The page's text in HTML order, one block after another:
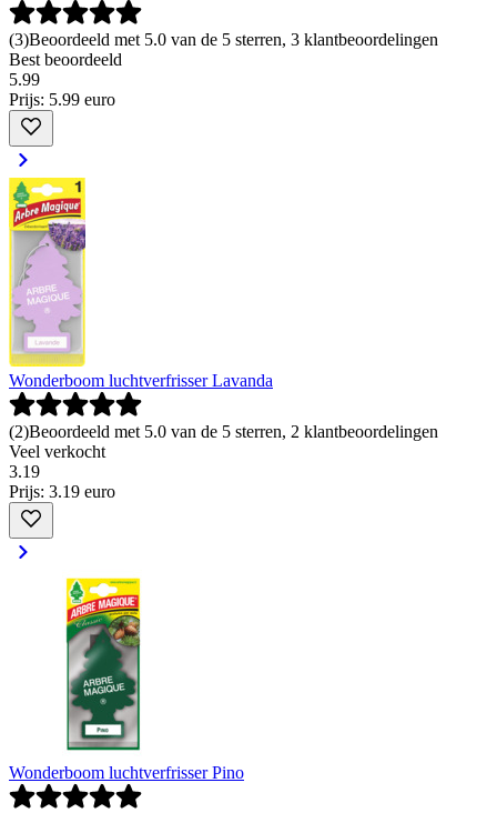
(3)Beoordeeld met 5.0 van de 5 sterren, 3 klantbeoordelingen
Best beoordeeld
5.99
Prijs: 5.99 euro
Wonderboom luchtverfrisser Lavanda
(2)Beoordeeld met 5.0 van de 5 sterren, 2 klantbeoordelingen
Veel verkocht
3.19
Prijs: 3.19 euro
Wonderboom luchtverfrisser Pino